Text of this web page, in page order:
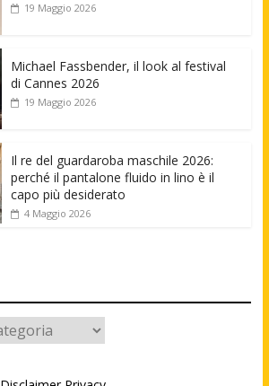
19 Maggio 2026
Michael Fassbender, il look al festival
di Cannes 2026
19 Maggio 2026
Il re del guardaroba maschile 2026:
perché il pantalone fluido in lino è il
capo più desiderato
4 Maggio 2026